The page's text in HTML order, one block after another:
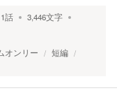
1話 3,446文字
オンリー
短編